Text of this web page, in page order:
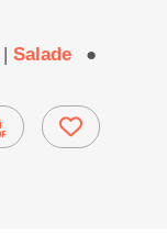
| Salade
●